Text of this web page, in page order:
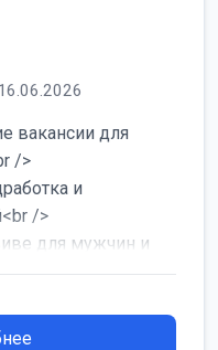
вакансии для
/>
и
/>
для мужчин и